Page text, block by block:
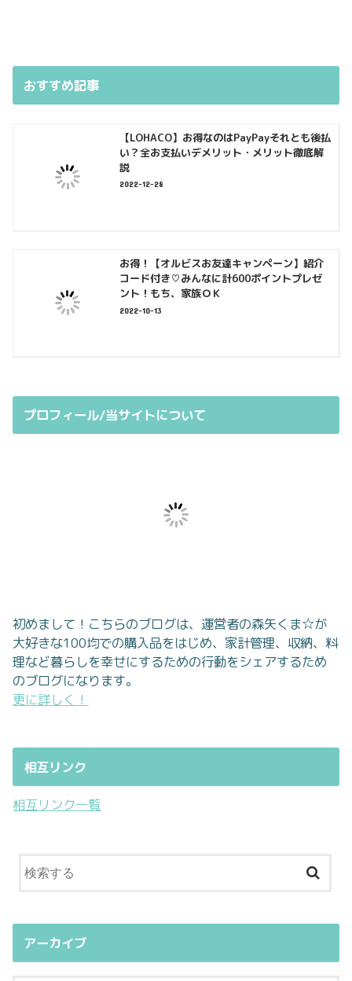
おすすめ記事
【LOHACO】お得なのはPayPayそれとも後払
い？全お支払いデメリット・メリット徹底解
説
2022-12-28
お得！【オルビスお友達キャンペーン】紹介
コード付き♡みんなに計600ポイントプレゼ
ント！もち、家族ＯＫ
2022-10-13
プロフィール/当サイトについて
初めまして！こちらのブログは、運営者の森矢くま☆が
大好きな100均での購入品をはじめ、家計管理、収納、料
理など暮らしを幸せにするための行動をシェアするため
のブログになります。
更に詳しく！
相互リンク
相互リンク一覧
アーカイブ